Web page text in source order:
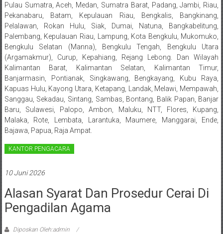
Palembang,
Bandar
Lampung,
Badung,
Gianyar,
Mataram,
Lombok,
Temanggung,
Sragen,
Karanganyar,
Malang,
Kediri,
Pulau Sumatra, Aceh, Medan, Sumatra Barat, Padang, Jambi, Riau,
Pekanabaru, Batam, Kepulauan Riau, Bengkalis, Bangkinang,
Pelalawan, Rokan Hulu, Siak, Dumai, Natuna, Bangkabelitung,
Palembang, Kepulauan Riau, Lampung, Kota Bengkulu, Mukomuko,
Bengkulu Selatan (Manna), Bengkulu Tengah, Bengkulu Utara
(Argamakmur), Curup, Kepahiang, Rejang Lebong. Dan Wilayah
Kalimantan Barat, Kalimantan Selatan, Kalimantan Timur,
Banjarmasin, Pontianak, Singkawang, Bengkayang, Kubu Raya,
Kapuas Hulu, Kayong Utara, Ketapang, Landak, Melawi, Mempawah,
Sanggau, Sekadau, Sintang, Sambas, Bontang, Balik Papan, Banjar
Baru, Sulawesi, Palopo, Ambon, Maluku, NTT, Flores, Kupang,
Malaka, Rote, Lembata, Larantuka, Maumere, Manggarai, Ende,
Bajawa, Papua, Raja Ampat.
KANTOR PENGACARA
10 Juni 2026
Alasan Syarat Dan Prosedur Cerai Di
Pengadilan Agama
Diposkan Oleh:admin